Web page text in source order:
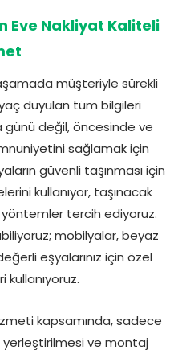
Eve Nakliyat Kaliteli
müşteriyle sürekli
duyulan tüm bilgileri
günü değil, öncesinde ve
sağlamak için
güvenli taşınması için
kullanıyor, taşınacak
tercih ediyoruz.
mobilyalar, beyaz
eşyalarınız için özel
kullanıyoruz.
kapsamında, sadece
yerleştirilmesi ve montaj